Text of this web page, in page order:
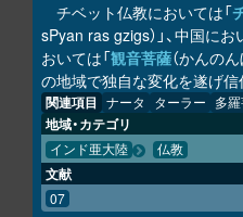
チベット仏教においては「
sPyan ras gzigs）」、中国に
おいては「観音菩薩（かんの
の地域で独自な変化を遂げ信
関連項目 ナータ ターラー 多
地域・カテゴリ
インド亜大陸 仏教
文献
07